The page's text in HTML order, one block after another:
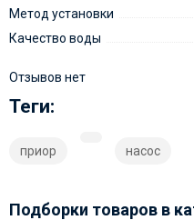
Метод установки
Качество воды
Отзывов нет
Теги:
приор насос
Подборки товаров в